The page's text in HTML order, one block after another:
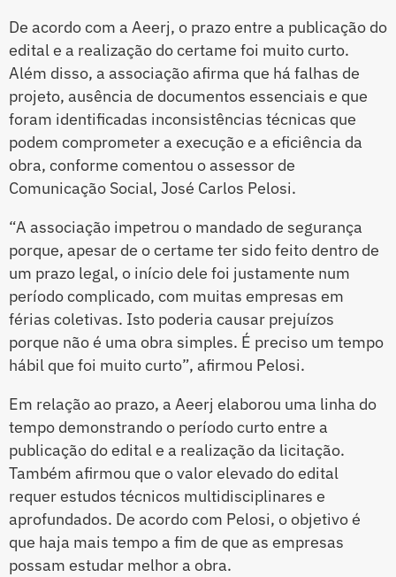
De acordo com a Aeerj, o prazo entre a publicação do
edital e a realização do certame foi muito curto.
Além disso, a associação afirma que há falhas de
projeto, ausência de documentos essenciais e que
foram identificadas inconsistências técnicas que
podem comprometer a execução e a eficiência da
obra, conforme comentou o assessor de
Comunicação Social, José Carlos Pelosi.
“A associação impetrou o mandado de segurança
porque, apesar de o certame ter sido feito dentro de
um prazo legal, o início dele foi justamente num
período complicado, com muitas empresas em
férias coletivas. Isto poderia causar prejuízos
porque não é uma obra simples. É preciso um tempo
hábil que foi muito curto”, afirmou Pelosi.
Em relação ao prazo, a Aeerj elaborou uma linha do
tempo demonstrando o período curto entre a
publicação do edital e a realização da licitação.
Também afirmou que o valor elevado do edital
requer estudos técnicos multidisciplinares e
aprofundados. De acordo com Pelosi, o objetivo é
que haja mais tempo a fim de que as empresas
possam estudar melhor a obra.